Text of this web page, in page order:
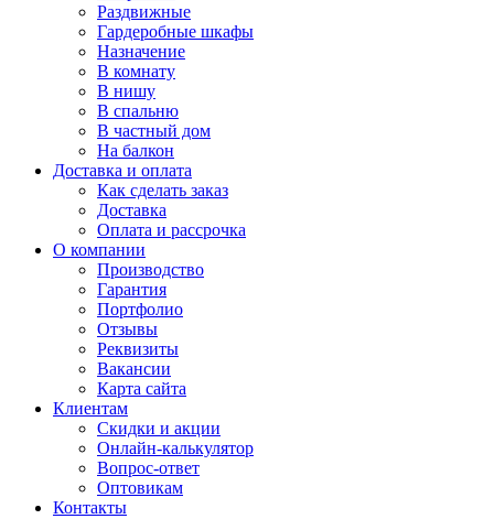
Раздвижные
Гардеробные шкафы
Назначение
В комнату
В нишу
В спальню
В частный дом
На балкон
Доставка и оплата
Как сделать заказ
Доставка
Оплата и рассрочка
О компании
Производство
Гарантия
Портфолио
Отзывы
Реквизиты
Вакансии
Карта сайта
Клиентам
Скидки и акции
Онлайн-калькулятор
Вопрос-ответ
Оптовикам
Контакты